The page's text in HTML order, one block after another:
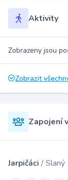
Aktivity
Zobrazeny jsou
Zobrazit
Zapojení
Jarpičáci / Slaný